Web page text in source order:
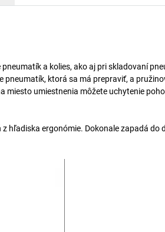
a kolies, ako aj pri skladovaní
pneumatík, ktorá sa má prepraviť, a
umiestnenia môžete uchytenie
hľadiska ergonómie. Dokonale zapadá do